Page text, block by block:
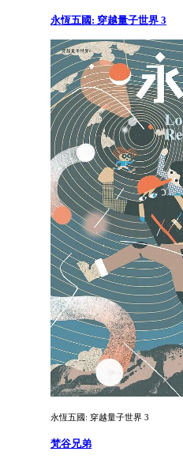
永恆五國: 穿越量子世界 3
永恆五國: 穿越量子世界 3
梵谷兄弟